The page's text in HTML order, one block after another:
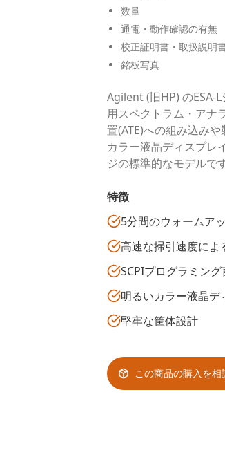
数量
通電・動作確認の有無
校正証明書・取扱説明
銘板写真
Agilent (旧HP) のESA-
用スペクトラム・アナ
置(ATE)への組み込み
カラー液晶ディスプレ
ジの標準的なモデルです
特徴
5分間のウォームア
高速な掃引速度によ
SCPIプログラミン
明るいカラー液晶デ
堅牢な筐体設計
この商品の購入を相